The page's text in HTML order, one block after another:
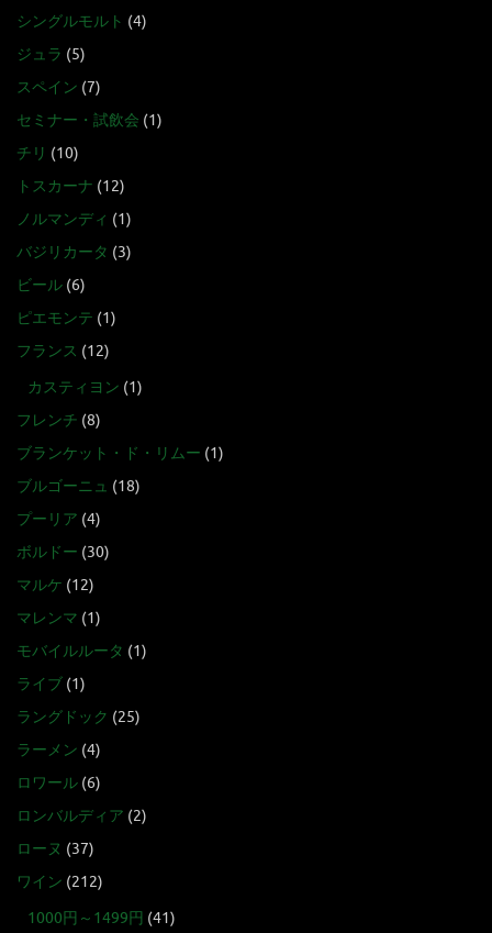
シングルモルト (4)
ジュラ (5)
スペイン (7)
セミナー・試飲会 (1)
チリ (10)
トスカーナ (12)
ノルマンディ (1)
バジリカータ (3)
ビール (6)
ピエモンテ (1)
フランス (12)
カスティヨン (1)
フレンチ (8)
ブランケット・ド・リムー (1)
ブルゴーニュ (18)
プーリア (4)
ボルドー (30)
マルケ (12)
マレンマ (1)
モバイルルータ (1)
ライブ (1)
ラングドック (25)
ラーメン (4)
ロワール (6)
ロンバルディア (2)
ローヌ (37)
ワイン (212)
1000円～1499円 (41)